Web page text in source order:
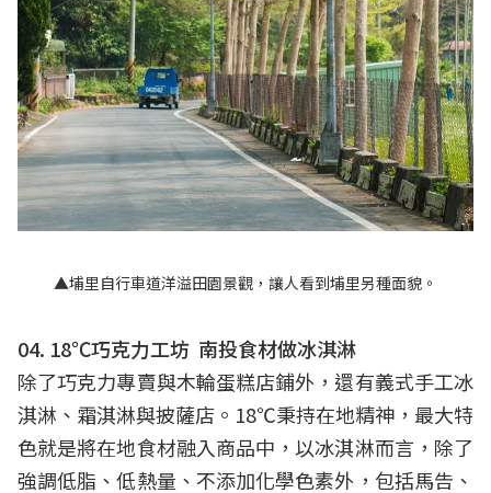
▲埔里自行車道洋溢田園景觀，讓人看到埔里另種面貌。
04. 18℃巧克力工坊 南投食材做冰淇淋
除了巧克力專賣與木輪蛋糕店鋪外，還有義式手工冰
淇淋、霜淇淋與披薩店。18℃秉持在地精神，最大特
色就是將在地食材融入商品中，以冰淇淋而言，除了
強調低脂、低熱量、不添加化學色素外，包括馬告、